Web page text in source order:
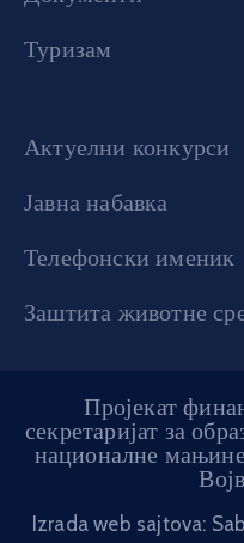
Туризам
Актуелни конкурси
Јавна набавка
Телефонски именик
Заштита животне
Пројекат
секретаријат за
националне
Izrada web sajtova: